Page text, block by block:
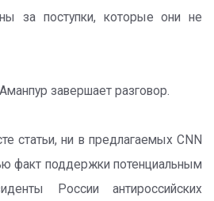
за поступки, которые они не
завершает разговор.
статьи, ни в предлагаемых CNN
факт поддержки потенциальным
России антироссийских